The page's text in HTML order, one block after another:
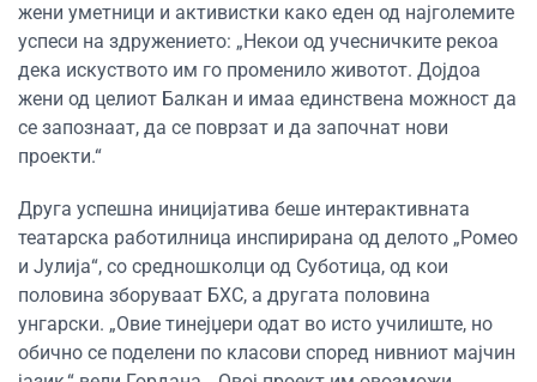
жени уметници и активистки како еден од најголемите
успеси на здружението: „Некои од учесничките рекоа
дека искуството им го променило животот. Дојдоа
жени од целиот Балкан и имаа единствена можност да
се запознаат, да се поврзат и да започнат нови
проекти.“
Друга успешна иницијатива беше интерактивната
театарска работилница инспирирана од делото „Ромео
и Јулија“, со средношколци од Суботица, од кои
половина зборуваат БХС, а другата половина
унгарски. „Овие тинејџери одат во исто училиште, но
обично се поделени по класови според нивниот мајчин